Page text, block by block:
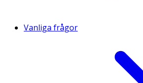
Vanliga frågor